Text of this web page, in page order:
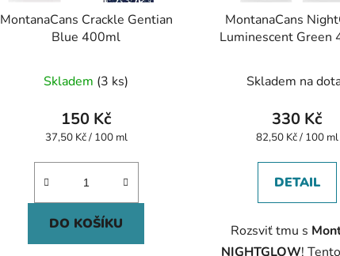
MontanaCans Crackle Gentian
Blue 400ml
Skladem (3 ks)
150 Kč
Měrná
37,50 Kč / 100 ml
DO KOŠÍKU
MontanaCans
Luminescent Green
Skladem na
330 Kč
Měrná
82,50 Kč / 100 ml
DETAIL
Rozsviť tmu s
NIGHTGLOW!